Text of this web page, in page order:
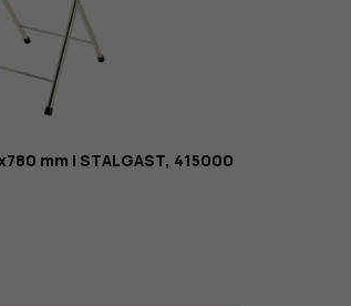
mm | STALGAST, 415000